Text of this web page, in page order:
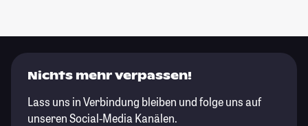
Nichts mehr verpassen!
Lass uns in Verbindung bleiben und folge uns auf
unseren Social-Media Kanälen.